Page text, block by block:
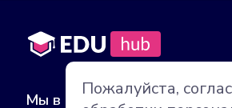
Мы в социальных сетях
Пожалуйста,